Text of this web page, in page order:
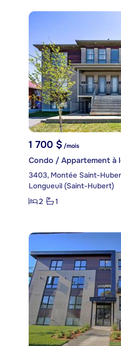
1 700 $ /mois
Condo / Appartement à
3403, Montée Saint-
Longueuil (Saint-Hubert)
2
1